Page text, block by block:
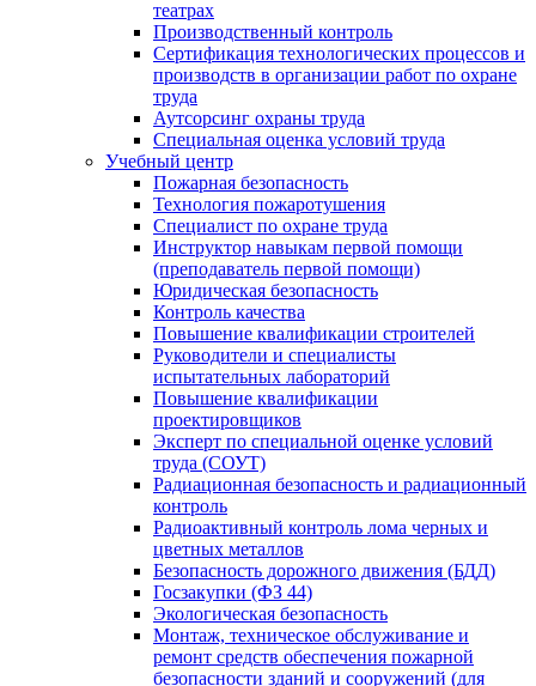
театрах
Производственный контроль
Сертификация технологических процессов и
производств в организации работ по охране
труда
Аутсорсинг охраны труда
Специальная оценка условий труда
Учебный центр
Пожарная безопасность
Технология пожаротушения
Специалист по охране труда
Инструктор навыкам первой помощи
(преподаватель первой помощи)
Юридическая безопасность
Контроль качества
Повышение квалификации строителей
Руководители и специалисты
испытательных лабораторий
Повышение квалификации
проектировщиков
Эксперт по специальной оценке условий
труда (СОУТ)
Радиационная безопасность и радиационный
контроль
Радиоактивный контроль лома черных и
цветных металлов
Безопасность дорожного движения (БДД)
Госзакупки (ФЗ 44)
Экологическая безопасность
Монтаж, техническое обслуживание и
ремонт средств обеспечения пожарной
безопасности зданий и сооружений (для